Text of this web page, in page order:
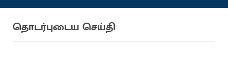
தொடர்புடைய செய்தி